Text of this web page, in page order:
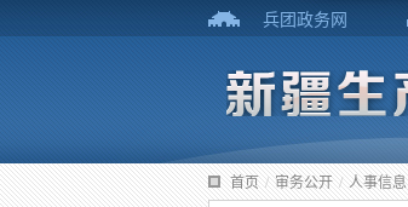
兵团政务网
首页 / 审务公开 / 人事信息